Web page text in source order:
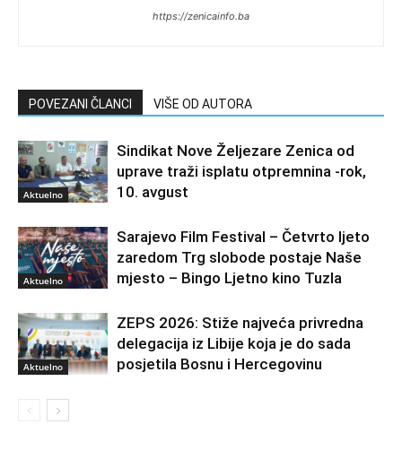
https://zenicainfo.ba
POVEZANI ČLANCI VIŠE OD AUTORA
Aktuelno
Sindikat Nove Željezare Zenica od
uprave traži isplatu otpremnina -rok,
10. avgust
Aktuelno
Sarajevo Film Festival – Četvrto ljeto
zaredom Trg slobode postaje Naše
mjesto – Bingo Ljetno kino Tuzla
Aktuelno
ZEPS 2026: Stiže najveća privredna
delegacija iz Libije koja je do sada
posjetila Bosnu i Hercegovinu